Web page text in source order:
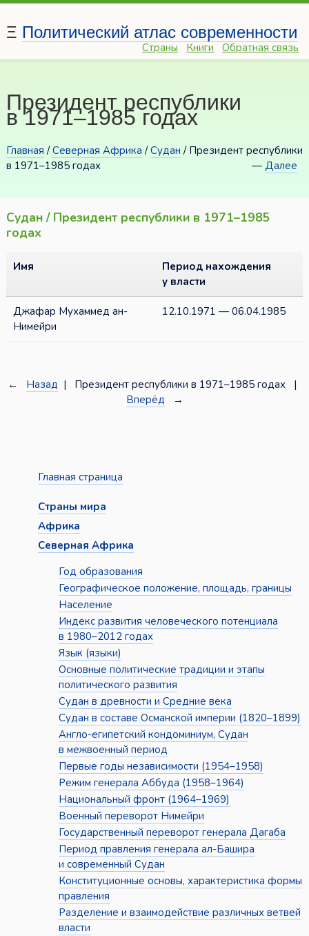
Ξ Политический атлас современности
Страны Книги Обратная связь
Президент республики
в 1971–1985 годах
Главная /Северная Африка /Судан / Президент республики
в 1971–1985 годах
—Далее
Судан / Президент республики в 1971–1985
годах
Имя
Период нахождения
у власти
Джафар Мухаммед ан-
Нимейри
12.10.1971 — 06.04.1985
← Назад | Президент республики в 1971–1985 годах |
Вперёд →
Главная страница
Страны мира
Африка
Северная Африка
Год образования
Географическое положение, площадь, границы
Население
Индекс развития человеческого потенциала
в 1980–2012 годах
Язык (языки)
Основные политические традиции и этапы
политического развития
Судан в древности и Средние века
Судан в составе Османской империи (1820–1899)
Англо-египетский кондоминиум, Судан
в межвоенный период
Первые годы независимости (1954–1958)
Режим генерала Аббуда (1958–1964)
Национальный фронт (1964–1969)
Военный переворот Нимейри
Государственный переворот генерала Дагаба
Период правления генерала ал-Башира
и современный Судан
Конституционные основы, характеристика формы
правления
Разделение и взаимодействие различных ветвей
власти